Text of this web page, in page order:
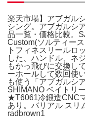
楽天市場】アブガル
シング。アブガルシ
品一覧・価格比較。
Custom(ソルティー
トフィネスリールロ
した、ハンドル、ネ
もかっ飛びに交換し
ーホールして数回使
も使う「アブガルシ
SHIMANO ベイトリ
★T6061冷鍛造CNC
あり。バリアル ス
radbrown1